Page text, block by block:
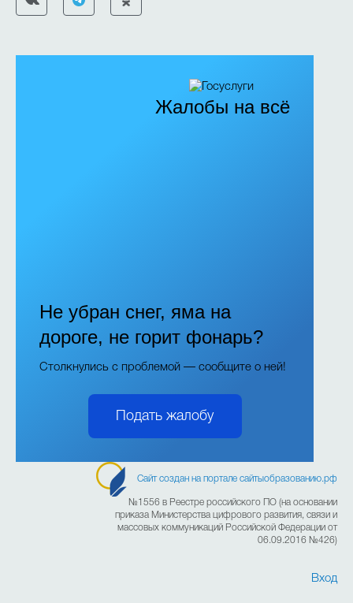
Жалобы на всё
Не убран снег, яма на
дороге, не горит фонарь?
Столкнулись с проблемой — сообщите о ней!
Подать жалобу
Сайт создан на портале сайтыобразованию.рф
№1556 в Реестре российского ПО (на основании
приказа Министерства цифрового развития, связи и
массовых коммуникаций Российской Федерации от
06.09.2016 №426)
Вход